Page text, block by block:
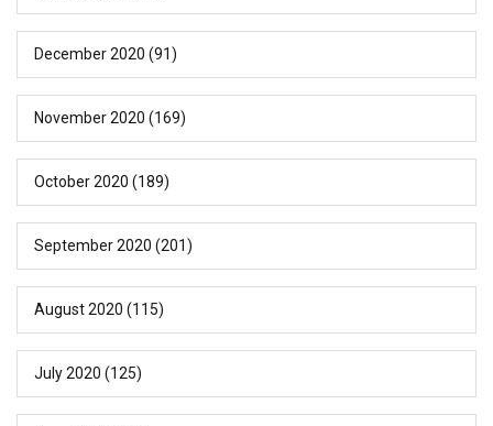
December 2020 (91)
November 2020 (169)
October 2020 (189)
September 2020 (201)
August 2020 (115)
July 2020 (125)